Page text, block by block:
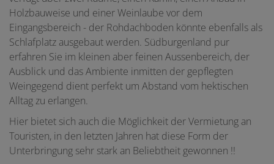
Holzbauweise und einer Weinlaube vor dem
Eingangsbereich - der Rohdachboden könnte ebenfalls als
Schlafplatz ausgebaut werden. Südburgenland pur
erfahren Sie im kleinen aber feinen Aussenbereich, der
Ausblick und das Ambiente inmitten der gepflegten
Weingegend dient perfekt um Abstand vom hektischen
Alltag zu erlangen.
Hier bietet sich auch die Möglichkeit der Vermietung an
Touristen, in den letzten Jahren hat diese Form der
Unterbringung sehr stark an Beliebtheit gewonnen !!